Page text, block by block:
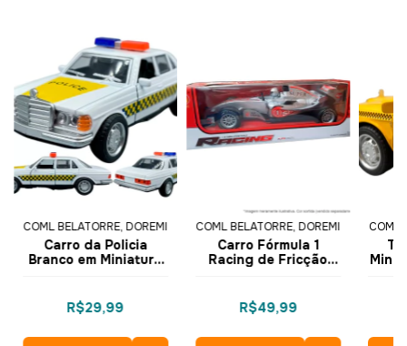
COML BELATORRE, DOREMI
Carro da Policia
Branco em Miniatura
1:32 6832-33 - Dorémi
R$29,99
COML BELATORRE, DOREMI
Carro Fórmula 1
Racing de Fricção
Dorémi
R$49,99
COML